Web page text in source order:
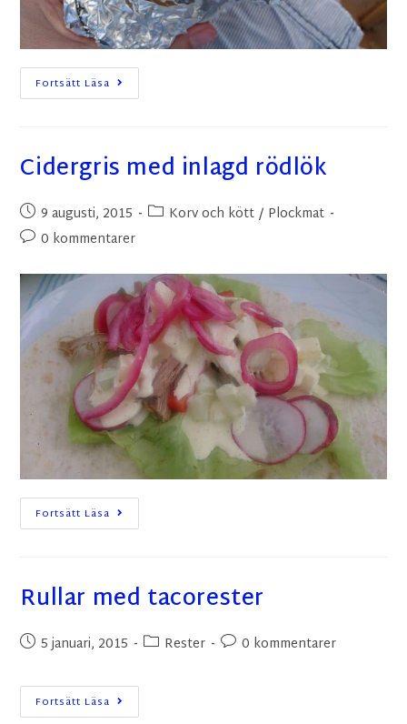
Fortsätt Läsa
Cidergris med inlagd rödlök
9 augusti, 2015 Korv och kött / Plockmat
0 kommentarer
Fortsätt Läsa
Rullar med tacorester
5 januari, 2015 Rester 0 kommentarer
Fortsätt Läsa